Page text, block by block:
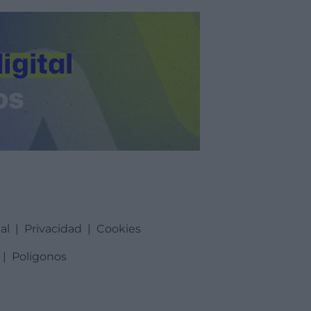
| Privacidad | Cookies
| Poligonos